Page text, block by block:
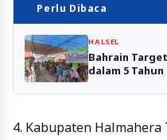
Perlu Dibaca
HALSEL
Bahrain
dalam 5 Tahun
4. Kabupaten Halmahera